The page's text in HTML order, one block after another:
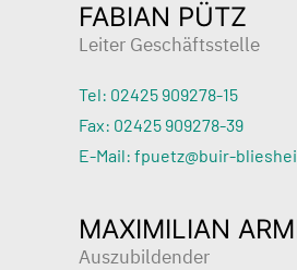
FABIAN PÜTZ
Leiter Geschäftsstelle
Tel: 02425 909278-15
Fax: 02425 909278-39
E-Mail: fpuetz@buir-
MAXIMILIAN
Auszubildender